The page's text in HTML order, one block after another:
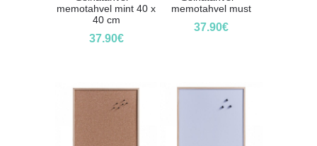
memotahvel mint 40 x
40 cm
37.90€
memotahvel must
37.90€